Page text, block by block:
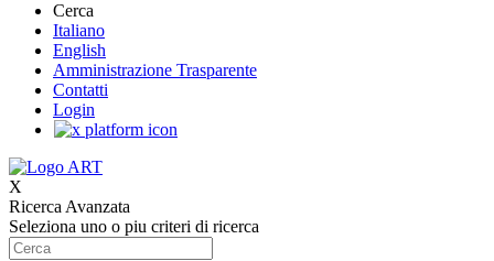
Cerca
Italiano
English
Amministrazione Trasparente
Contatti
Login
X
Ricerca Avanzata
Seleziona uno o piu criteri di ricerca